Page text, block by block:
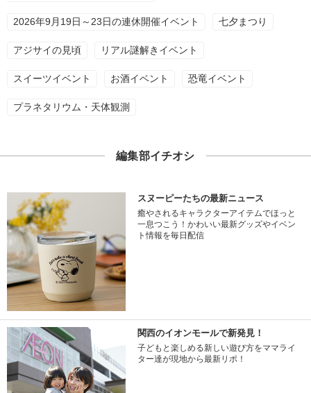
2026年9月19日～23日の連休開催イベント 七夕まつり
アジサイの見頃 リアル謎解きイベント
スイーツイベント お酒イベント 恐竜イベント
プラネタリウム・天体観測
編集部イチオシ
スヌーピーたちの最新ニュース
癒やされるキャラクターアイテムでほっと
一息つこう！かわいい最新グッズやイベン
ト情報を毎日配信
関西のイオンモールで新発見！
子どもと楽しめる新しい遊び方をママライ
ター達が現地から最新リポ！